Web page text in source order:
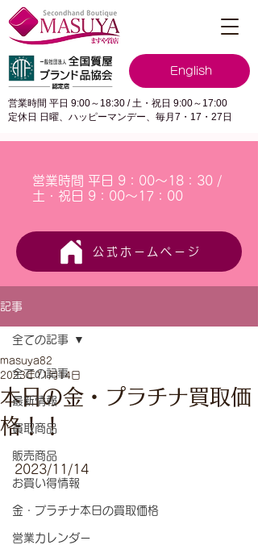
English
営業時間 平日 9:00～18:30 / 土・祝日 9:00～17:00
定休日 日曜、ハッピーマンデー、毎月7・17・27日
営業時間 平日 9：00～18：30 /
土・祝日 9：00～17：00
公式ホームページ
記事
全ての記事
最新情報
買取商品
販売商品
お買い得情報
金・プラチナ本日の買取価格
営業カレンダー
全ての記事
本日の金・プラチナ買取価
格！！
masuya82
2023年11月14日
2023/11/14